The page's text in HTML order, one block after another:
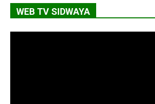
WEB TV SIDWAYA